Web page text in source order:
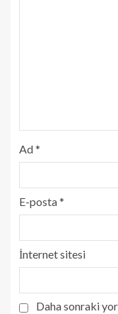
Ad*
E-posta*
İnternet sitesi
Daha sonraki